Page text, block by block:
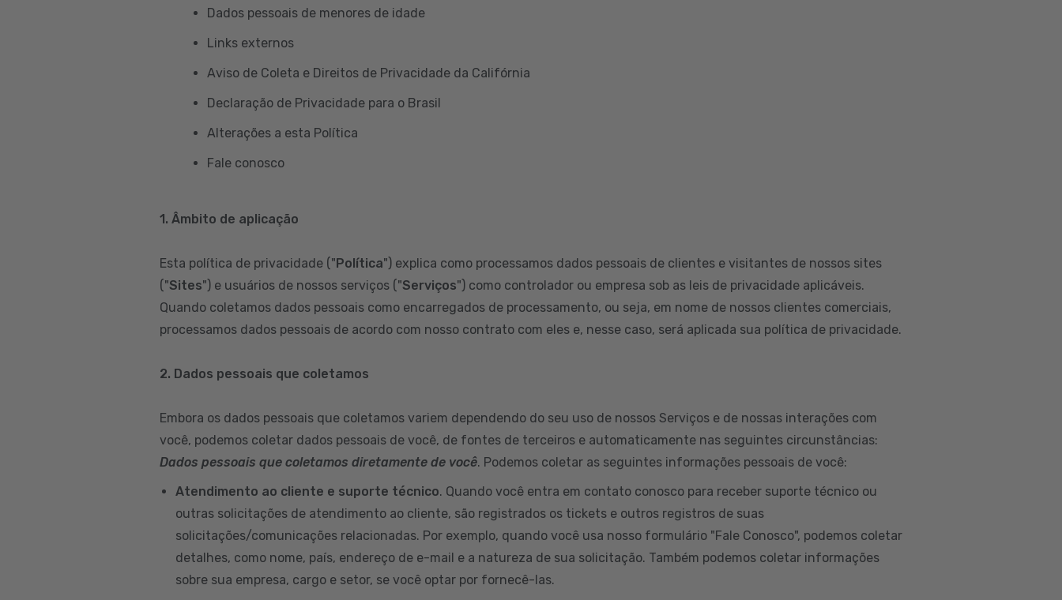
Dados pessoais de menores de idade
Links externos
Aviso de Coleta e Direitos de Privacidade da Califórnia
Declaração de Privacidade para o Brasil
Alterações a esta Política
Fale conosco
1. Âmbito de aplicação
Esta política de privacidade ("Política") explica como processamos dados pessoais de clientes e visitantes de nossos sites
("Sites") e usuários de nossos serviços ("Serviços") como controlador ou empresa sob as leis de privacidade aplicáveis.
Quando coletamos dados pessoais como encarregados de processamento, ou seja, em nome de nossos clientes comerciais,
processamos dados pessoais de acordo com nosso contrato com eles e, nesse caso, será aplicada sua política de privacidade.
2. Dados pessoais que coletamos
Embora os dados pessoais que coletamos variem dependendo do seu uso de nossos Serviços e de nossas interações com
você, podemos coletar dados pessoais de você, de fontes de terceiros e automaticamente nas seguintes circunstâncias:
Dados pessoais que coletamos diretamente de você. Podemos coletar as seguintes informações pessoais de você:
Atendimento ao cliente e suporte técnico. Quando você entra em contato conosco para receber suporte técnico ou
outras solicitações de atendimento ao cliente, são registrados os tickets e outros registros de suas
solicitações/comunicações relacionadas. Por exemplo, quando você usa nosso formulário "Fale Conosco", podemos coletar
detalhes, como nome, país, endereço de e-mail e a natureza de sua solicitação. Também podemos coletar informações
sobre sua empresa, cargo e setor, se você optar por fornecê-las.